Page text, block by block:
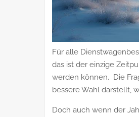
Für alle
das ist der einzige
werden können. Die
bessere Wahl darstellt,
Doch auch wenn der